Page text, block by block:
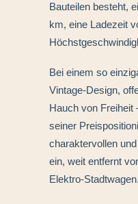
Bauteilen besteht,
km, eine Ladezeit
Bei einem so
Vintage-Design,
Hauch von Freiheit
seiner
charaktervollen
ein, weit entfernt
Elektro-Stadtwagen.